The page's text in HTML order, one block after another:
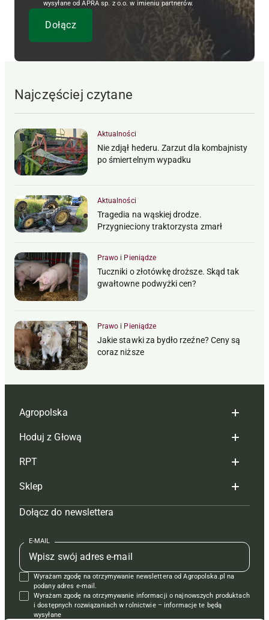
wysyłane od APRA sp. z o.o. w imieniu partnerów.
Najczęściej czytane
Aktualności
Nie zdjął hederu. Zarzut dla kombajnisty
po śmiertelnym wypadku
Aktualności
Tragedia na wąskiej drodze.
Przygnieciony traktorzysta zmarł
Prawo i Pieniądze
Tuczniki o złotówkę droższe. Skąd tak
gwałtowne podwyżki cen?
Prawo i Pieniądze
Jakie stawki za bydło rzeźne? Ceny są
coraz niższe
Agropolska
Redakcja
Reklama
Tagi
Mapa serwisu
Kontakt
Regulamin
Polityka prywatności
Hoduj z Głową
Hoduj z głową bydło
Hoduj z głową świnie
Prenumerata
Redakcja
Kontakt
Reklama
RPT
Redakcja
Prenumerata
Reklama
Kontakt
Krzyżówki
Sklep
Czasopisma i prenumerata
Książki
Regulamin
Dołącz do newslettera
E-MAIL
Wyrażam zgodę na otrzymywanie newslettera od Agropolska.pl na
podany adres e-mail.
Wyrażam zgodę na otrzymywanie informacji o najnowszych produktach
i dostępnych rozwiązaniach w rolnictwie – informacje te będą
wysyłane